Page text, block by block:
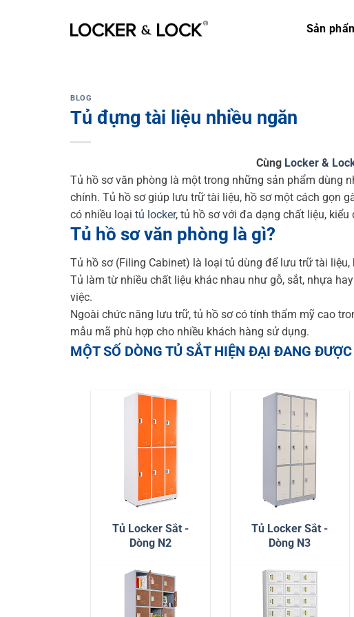
Sản
BLOG
Tủ đựng tài liệu nhiều ngăn
Cùng Locker &
Tủ hồ sơ văn phòng là một trong những sản phẩm dùng
chính. Tủ hồ sơ giúp lưu trữ tài liệu, hồ sơ một cách gọn
có nhiều loại tủ locker, tủ hồ sơ với đa dạng chất liệu,
Tủ hồ sơ văn phòng là gì?
Tủ hồ sơ (Filing Cabinet) là loại tủ dùng để lưu trữ tài
Tủ làm từ nhiều chất liệu khác nhau như gỗ, sắt, nhựa
việc.
Ngoài chức năng lưu trữ, tủ hồ sơ có tính thẩm mỹ cao
mẫu mã phù hợp cho nhiều khách hàng sử dụng.
MỘT SỐ DÒNG TỦ SẮT HIỆN ĐẠI ĐANG
Tủ Locker Sắt -
Dòng N2
Tủ Locker Sắt -
Dòng N3